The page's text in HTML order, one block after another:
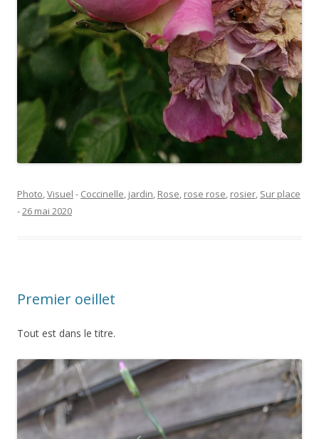
Photo Visuel - Coccinelle jardin Rose rose rose rosier Sur place
-26 mai 2020
Premier oeillet
Tout est dans le titre.